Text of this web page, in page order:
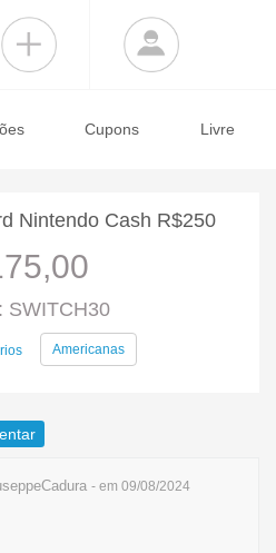
Cupons Livre
Nintendo Cash R$250
SWITCH30
Americanas
- em 09/08/2024